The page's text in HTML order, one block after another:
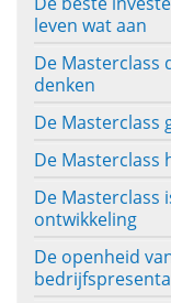
leven wat aan
De Masterclass
denken
De Masterclass
De Masterclass
De Masterclass
ontwikkeling
De openheid